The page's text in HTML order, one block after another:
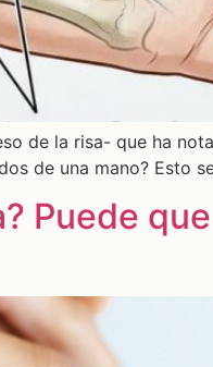
de la risa- que ha
de una mano? Esto
Puede